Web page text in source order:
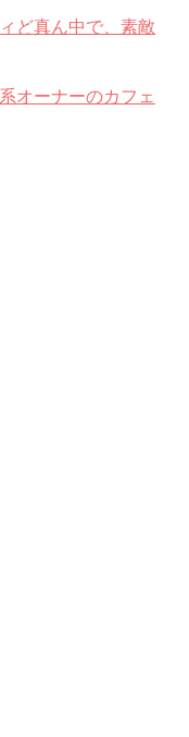
ど真ん中で、素敵
オーナーのカフェ